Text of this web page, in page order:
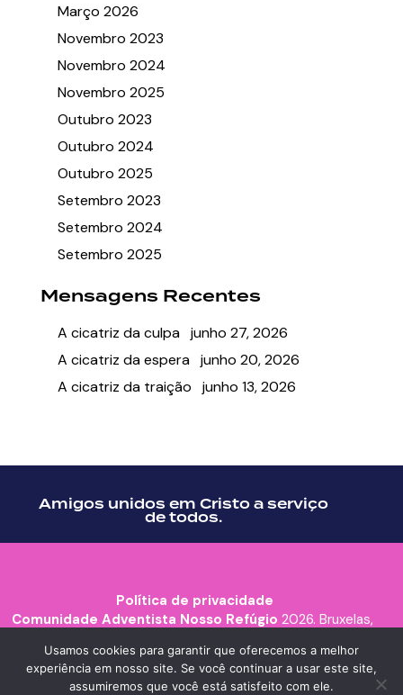
Março 2026
Novembro 2023
Novembro 2024
Novembro 2025
Outubro 2023
Outubro 2024
Outubro 2025
Setembro 2023
Setembro 2024
Setembro 2025
Mensagens Recentes
A cicatriz da culpa junho 27, 2026
A cicatriz da espera junho 20, 2026
A cicatriz da traição
junho 13, 2026
Amigos unidos em Cristo a serviço
de todos.
Política de privacidade
Comunidade Adventista Nosso Refúgio 2026. Bruxelas,
Usamos cookies para garantir que oferecemos a melhor
experiência em nosso site. Se você continuar a usar este site,
assumiremos que você está satisfeito com ele.